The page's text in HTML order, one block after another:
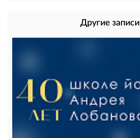
Другие записи